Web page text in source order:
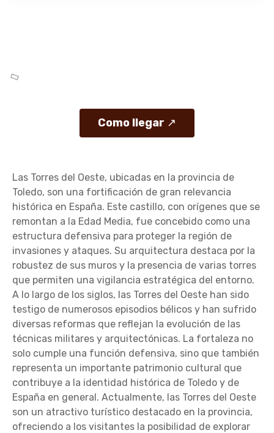
Como llegar ↗
Las Torres del Oeste, ubicadas en la provincia de
Toledo, son una fortificación de gran relevancia
histórica en España. Este castillo, con orígenes que se
remontan a la Edad Media, fue concebido como una
estructura defensiva para proteger la región de
invasiones y ataques. Su arquitectura destaca por la
robustez de sus muros y la presencia de varias torres
que permiten una vigilancia estratégica del entorno.
A lo largo de los siglos, las Torres del Oeste han sido
testigo de numerosos episodios bélicos y han sufrido
diversas reformas que reflejan la evolución de las
técnicas militares y arquitectónicas. La fortaleza no
solo cumple una función defensiva, sino que también
representa un importante patrimonio cultural que
contribuye a la identidad histórica de Toledo y de
España en general. Actualmente, las Torres del Oeste
son un atractivo turístico destacado en la provincia,
ofreciendo a los visitantes la posibilidad de explorar